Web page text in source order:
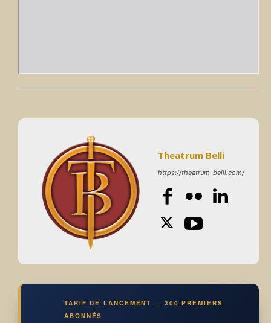
Theatrum Belli
https://theatrum-belli.com/
TARIF DE LANCEMENT — 300 PREMIERS
ABONNÉS